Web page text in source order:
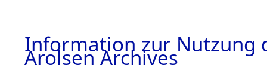
Information zur Nutzung
Arolsen Archives